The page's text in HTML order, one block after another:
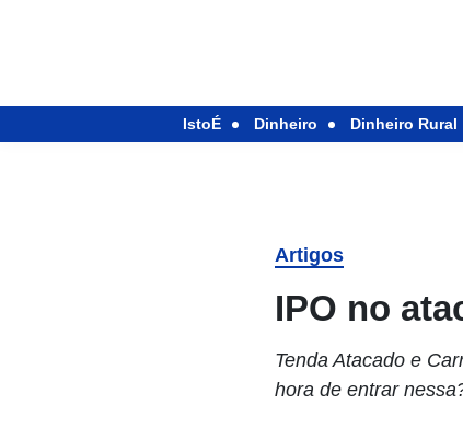
IstoÉ Dinheiro Dinheiro Rural
Artigos
IPO no
Tenda Atacado e
hora de entrar